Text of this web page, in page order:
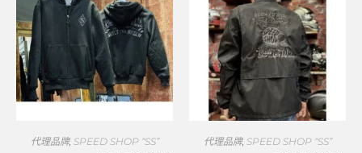
代理品牌, SPEED SHOP “SS” 代理品牌, SPEED SHOP “SS”